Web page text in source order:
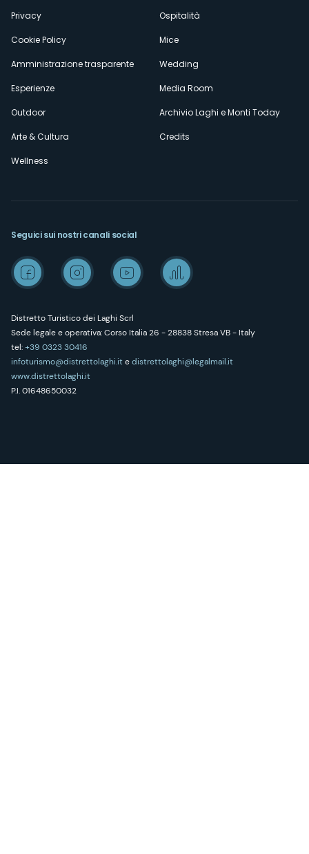
Privacy
Cookie Policy
Amministrazione trasparente
Esperienze
Outdoor
Arte & Cultura
Wellness
Ospitalità
Mice
Wedding
Media Room
Archivio Laghi e Monti Today
Credits
Distretto Turistico dei Laghi Scrl
Sede legale e operativa: Corso Italia 26 - 28838 Stresa VB - Italy
tel:+39 0323 30416
infoturismo@distrettolaghi.itedistrettolaghi@legalmail.it
www.distrettolaghi.it
P.I. 01648650032
Seguici sui nostri canali social